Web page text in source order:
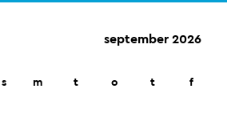
s
september 2026
m t o t f